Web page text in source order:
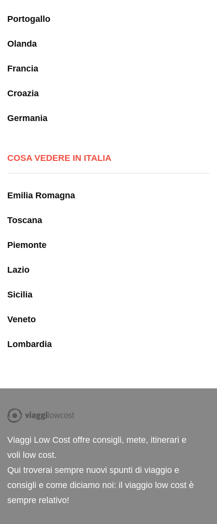
Portogallo
Olanda
Francia
Croazia
Germania
COSA VEDERE IN ITALIA
Emilia Romagna
Toscana
Piemonte
Lazio
Sicilia
Veneto
Lombardia
Viaggi Low Cost offre consigli, mete, itinerari e
voli low cost.
Qui troverai sempre nuovi spunti di viaggio e
consigli e come diciamo noi: il viaggio low cost è
sempre relativo!